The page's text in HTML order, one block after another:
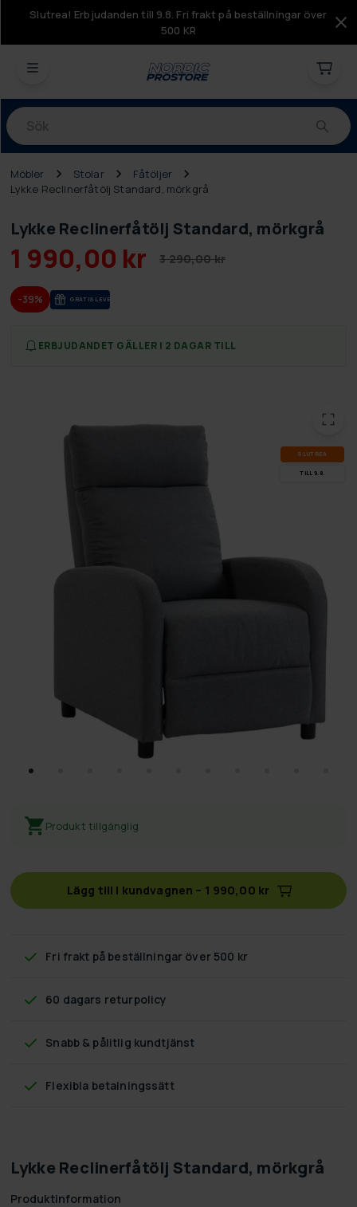
Slutrea! Erbjudanden till 9.8. Fri frakt på beställningar över
500 KR
Produkter
Möbler Stolar
Fåtöljer
Lykke Reclinerfåtölj Standard, mörkgrå
Lykke Reclinerfåtölj Standard, mörkgrå
1 990,00 kr 3 290,00 kr
-39% GRA­TIS LE­VE­RANS
ERBJUDANDET GÄLLER I 2 DAGAR TILL
SLUT­REA
TILL 9.8.
Produkt tillgänglig
Lägg till i kundvagnen – 1 990,00 kr
Fri frakt på beställningar över 500 kr
60 dagars returpolicy
Snabb & pålitlig kundtjänst
Flexibla betalningssätt
Lykke Reclinerfåtölj Standard, mörkgrå
Produktinformation